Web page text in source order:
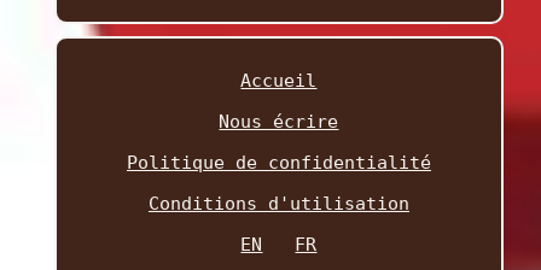
Accueil
Nous écrire
Politique de confidentialité
Conditions d'utilisation
EN
FR